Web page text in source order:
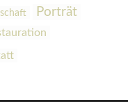
Porträt